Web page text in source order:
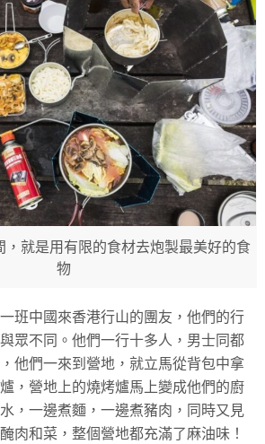
，就是用有限的食材去炮製最美好的食
物
班中國來香港行山的團友，他們的行
眾不同。他們一行十多人，男士同都
他們一來到營地，就立馬從背包中拿
，營地上的燒烤爐馬上變成他們的廚
，一邊煮麵，一邊煮豬肉，同時又見
肉和菜，整個營地都充滿了麻油味！